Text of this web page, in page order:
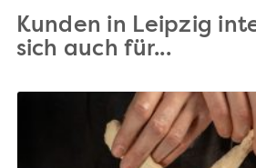
Kunden in Leipzig
sich auch für...